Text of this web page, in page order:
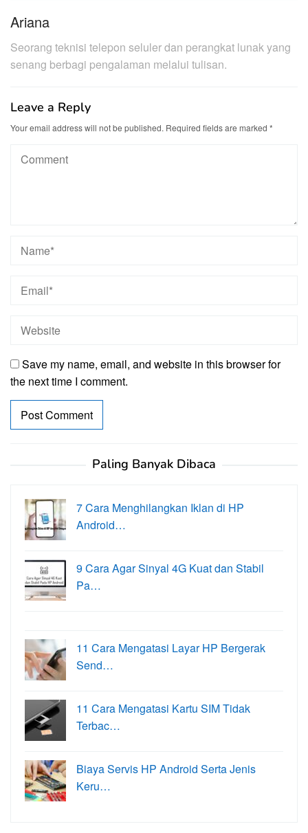
Ariana
Seorang teknisi telepon seluler dan perangkat lunak yang
senang berbagi pengalaman melalui tulisan.
Leave a Reply
Your email address will not be published. Required fields are marked *
Save my name, email, and website in this browser for
the next time I comment.
Paling Banyak Dibaca
7 Cara Menghilangkan Iklan di HP
Android…
9 Cara Agar Sinyal 4G Kuat dan Stabil
Pa…
11 Cara Mengatasi Layar HP Bergerak
Send…
11 Cara Mengatasi Kartu SIM Tidak
Terbac…
Biaya Servis HP Android Serta Jenis
Keru…